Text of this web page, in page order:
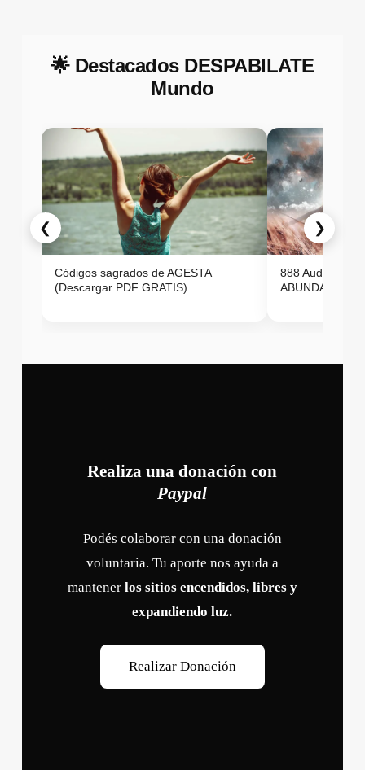
🌟 Destacados DESPABILATE
Mundo
❮
Códigos sagrados de AGESTA
(Descargar PDF GRATIS)
888 Audio
ABUNDANCIA
❯
Realiza una donación con
Paypal
Podés colaborar con una donación
voluntaria. Tu aporte nos ayuda a
mantener los sitios encendidos, libres y
expandiendo luz.
Realizar Donación